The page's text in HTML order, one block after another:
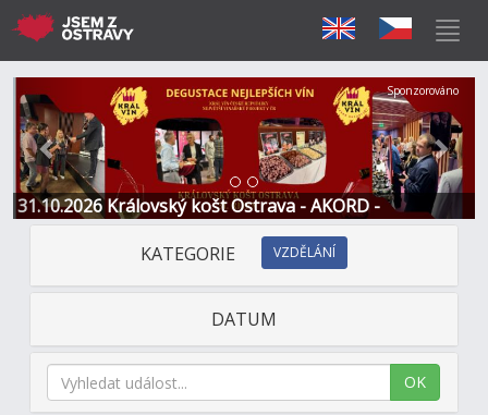
31.10.2026 Královský košt Ostrava - AKORD -
Restaurace a Hotel
Předchozí Další
Sponzorováno
KATEGORIE VZDĚLÁNÍ
DATUM
OK